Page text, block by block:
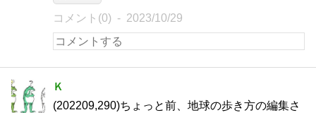
コメント(0) 2023/10/29
Ｋ
(202209,290)ちょっと前、地球の歩き方の編集さ